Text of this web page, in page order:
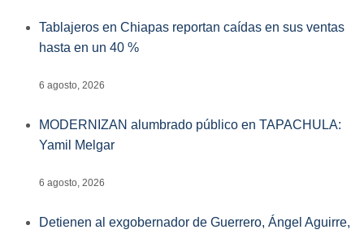
Tablajeros en Chiapas reportan caídas en sus ventas
hasta en un 40 %
6 agosto, 2026
MODERNIZAN alumbrado público en TAPACHULA:
Yamil Melgar
6 agosto, 2026
Detienen al exgobernador de Guerrero, Ángel Aguirre,